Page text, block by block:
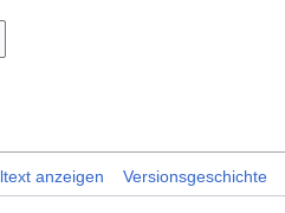
anzeigen Versionsgeschichte